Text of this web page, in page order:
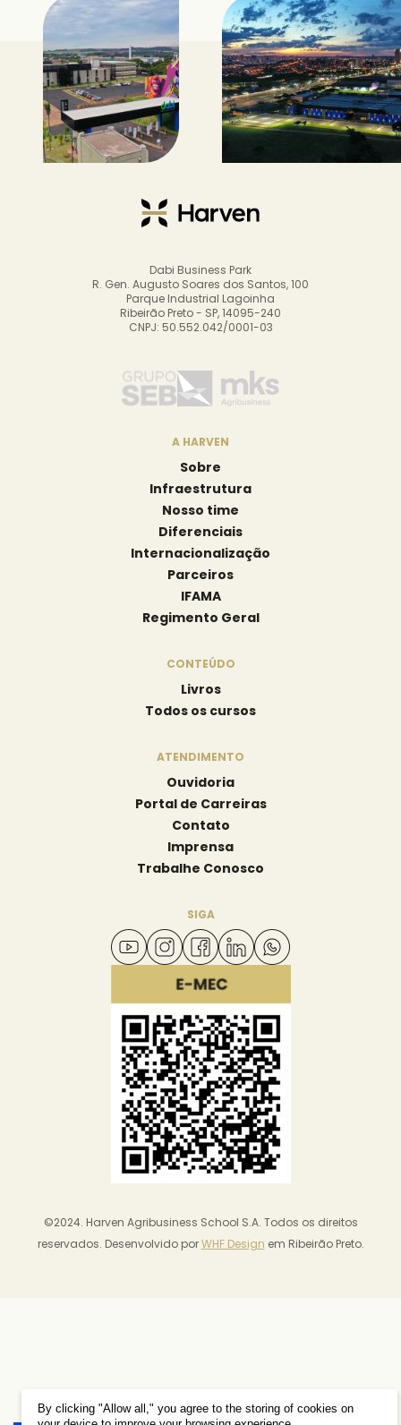
Dabi Business Park
R. Gen. Augusto Soares dos Santos, 100
Parque Industrial Lagoinha
Ribeirão Preto - SP, 14095-240
CNPJ: 50.552.042/0001-03
A HARVEN
Sobre
Infraestrutura
Nosso time
Diferenciais
Internacionalização
Parceiros
IFAMA
Regimento Geral
CONTEÚDO
Livros
Todos os cursos
ATENDIMENTO
Ouvidoria
Portal de Carreiras
Contato
Imprensa
Trabalhe Conosco
SIGA
©2024. Harven Agribusiness School S.A. Todos os direitos
reservados. Desenvolvido porWHF Design em Ribeirão Preto.
By clicking "Allow all," you agree to the storing of cookies on